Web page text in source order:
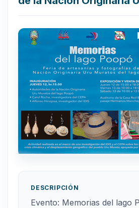
DESCRIPCIÓN
Evento: Memorias del lago